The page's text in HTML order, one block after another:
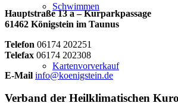
Schwimmen
Kartenvorverkauf
Hauptstraße 13 a – Kurparkpassage
61462 Königstein im Taunus
Telefon 06174 202251
Telefax 06174 202308
E-Mail info@koenigstein.de
Verband der Heilklimatischen